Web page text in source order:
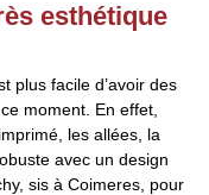
esthétique
plus facile d’avoir des
moment. En effet,
les allées, la
avec un design
sis à Coimeres, pour